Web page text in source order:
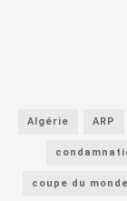
Algérie ARP
coupe du